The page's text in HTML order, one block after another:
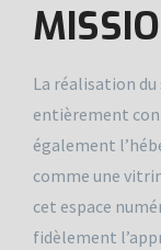
La réalisation
entièrement
également
comme une
cet espace
fidèlement